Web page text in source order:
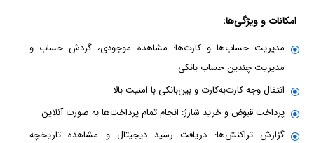
امکانات و ویژگی‌ها:
مدیریت حساب‌ها و کارت‌ها: مشاهده موجودی، گردش حساب و
مدیریت چندین حساب بانکی
انتقال وجه کارت‌به‌کارت و بین‌بانکی با امنیت بالا
پرداخت قبوض و خرید شارژ: انجام تمام پرداخت‌ها به صورت آنلاین
گزارش تراکنش‌ها: دریافت رسید دیجیتال و مشاهده تاریخچه